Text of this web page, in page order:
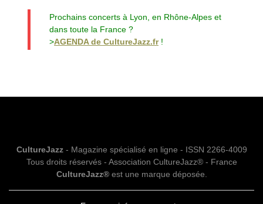
Prochains concerts à Lyon, en Rhône-Alpes et
dans toute la France ?
>AGENDA de CultureJazz.fr!
CultureJazz- Magazine spécialisé en ligne - ISSN 2266-4009
Tous droits réservés - Association CultureJazz® - France
CultureJazz®est une marque déposée.